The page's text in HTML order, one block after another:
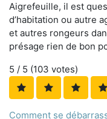
Aigrefeuille, il est
d’habitation ou autre
et autres rongeurs
présage rien de bon
5 / 5 (103 votes)
Comment se